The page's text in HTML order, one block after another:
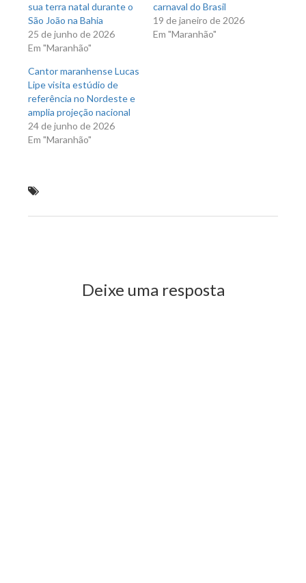
sua terra natal durante o
São João na Bahia
25 de junho de 2026
Em "Maranhão"
carnaval do Brasil
19 de janeiro de 2026
Em "Maranhão"
Cantor maranhense Lucas
Lipe visita estúdio de
referência no Nordeste e
amplia projeção nacional
24 de junho de 2026
Em "Maranhão"
Deixe uma resposta